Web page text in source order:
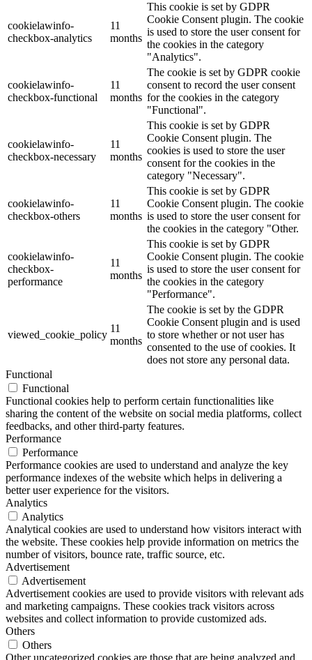
cookielawinfo-
checkbox-analytics
11
months
This cookie is set by GDPR
Cookie Consent plugin. The cookie
is used to store the user consent for
the cookies in the category
"Analytics".
cookielawinfo-
checkbox-functional
11
months
The cookie is set by GDPR cookie
consent to record the user consent
for the cookies in the category
"Functional".
cookielawinfo-
checkbox-necessary
11
months
This cookie is set by GDPR
Cookie Consent plugin. The
cookies is used to store the user
consent for the cookies in the
category "Necessary".
cookielawinfo-
checkbox-others
11
months
This cookie is set by GDPR
Cookie Consent plugin. The cookie
is used to store the user consent for
the cookies in the category "Other.
cookielawinfo-
checkbox-
performance
11
months
This cookie is set by GDPR
Cookie Consent plugin. The cookie
is used to store the user consent for
the cookies in the category
"Performance".
viewed_cookie_policy
11
months
The cookie is set by the GDPR
Cookie Consent plugin and is used
to store whether or not user has
consented to the use of cookies. It
does not store any personal data.
Functional
Functional
Functional cookies help to perform certain functionalities like
sharing the content of the website on social media platforms, collect
feedbacks, and other third-party features.
Performance
Performance
Performance cookies are used to understand and analyze the key
performance indexes of the website which helps in delivering a
better user experience for the visitors.
Analytics
Analytics
Analytical cookies are used to understand how visitors interact with
the website. These cookies help provide information on metrics the
number of visitors, bounce rate, traffic source, etc.
Advertisement
Advertisement
Advertisement cookies are used to provide visitors with relevant ads
and marketing campaigns. These cookies track visitors across
websites and collect information to provide customized ads.
Others
Others
Other uncategorized cookies are those that are being analyzed and